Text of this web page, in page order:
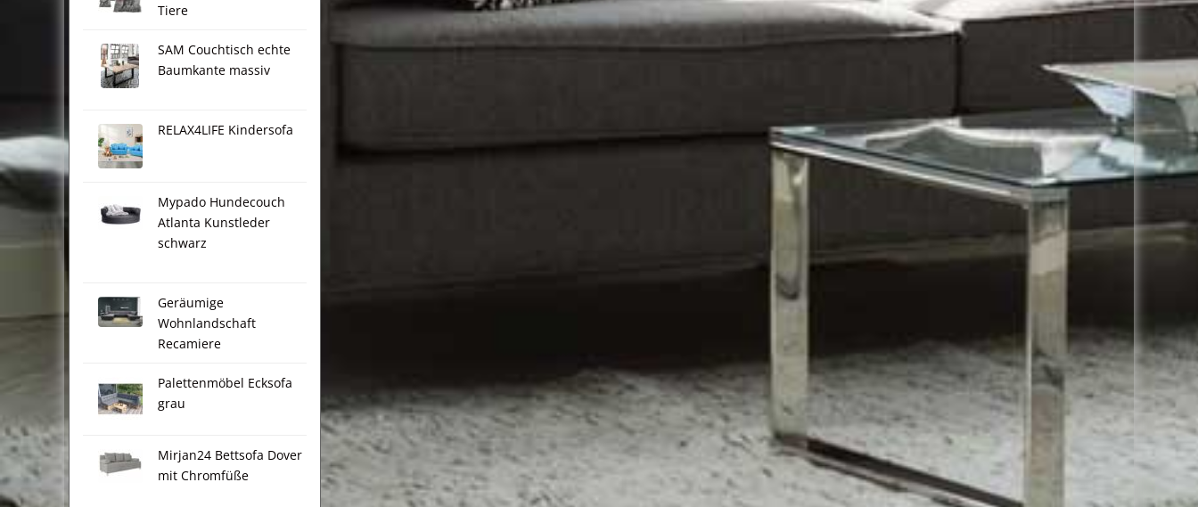
Tiere
SAM Couchtisch echte
Baumkante massiv
RELAX4LIFE Kindersofa
Mypado Hundecouch
Atlanta Kunstleder
schwarz
Geräumige
Wohnlandschaft
Recamiere
Palettenmöbel Ecksofa
grau
Mirjan24 Bettsofa Dover
mit Chromfüße